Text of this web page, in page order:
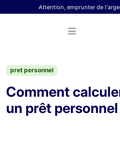
Skip to contentAttention, emprunter de
pret personnel
Comment
un prêt personnel